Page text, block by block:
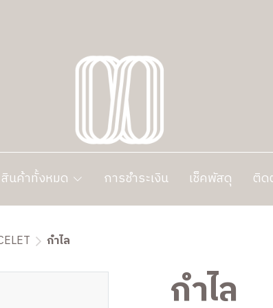
สินค้าทั้งหมด การชำระเงิน เช็คพัสดุ ติด
กำไล
กำไล